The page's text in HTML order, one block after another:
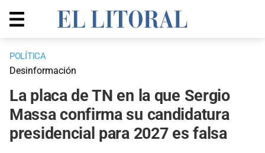
POLÍTICA
Desinformación
La placa de TN en la que Sergio
Massa confirma su candidatura
presidencial para 2027 es falsa